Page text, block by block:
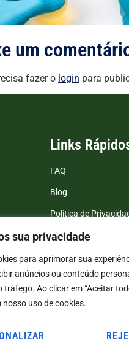
sua privacidade
para aprimorar sua
anúncios ou conteúdo
tráfego. Ao clicar em “Aceitar
uso de cookies.
um
fazer o login para
Links
FAQ
Blog
Politica de
Termos e Condições